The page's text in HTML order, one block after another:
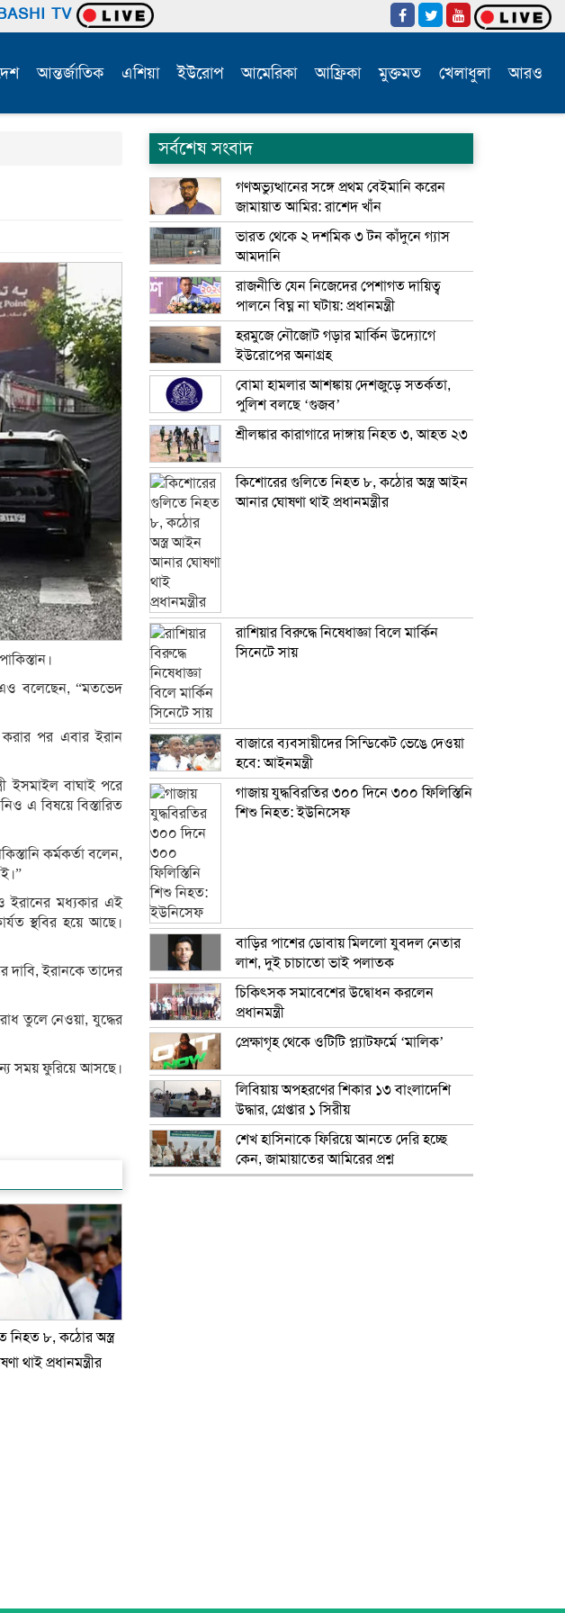
TV
আন্তর্জাতিক এশিয়া ইউরোপ আমেরিকা আফ্রিকা মুক্তমত খেলাধুলা আরও
এও বলেছেন, “মতভেদ
করার পর এবার ইরান
ইসমাইল বাঘাই পরে
এ বিষয়ে বিস্তারিত
কর্মকর্তা বলেন,
ইরানের মধ্যকার এই
স্থবির হয়ে আছে।
দাবি, ইরানকে তাদের
তুলে নেওয়া, যুদ্ধের
জন্য সময় ফুরিয়ে আসছে।
নিহত ৮, কঠোর অস্ত্র
থাই প্রধানমন্ত্রীর
সর্বশেষ সংবাদ
গণঅভ্যুত্থানের সঙ্গে প্রথম বেইমানি করেন
জামায়াত আমির: রাশেদ খাঁন
ভারত থেকে ২ দশমিক ৩ টন কাঁদুনে গ্যাস
আমদানি
রাজনীতি যেন নিজেদের পেশাগত দায়িত্ব
পালনে বিঘ্ন না ঘটায়: প্রধানমন্ত্রী
হরমুজে নৌজোট গড়ার মার্কিন উদ্যোগে
ইউরোপের অনাগ্রহ
বোমা হামলার আশঙ্কায় দেশজুড়ে সতর্কতা,
পুলিশ বলছে ‘গুজব’
শ্রীলঙ্কার কারাগারে দাঙ্গায় নিহত ৩, আহত ২৩
কিশোরের গুলিতে নিহত ৮, কঠোর অস্ত্র আইন
আনার ঘোষণা থাই প্রধানমন্ত্রীর
রাশিয়ার বিরুদ্ধে নিষেধাজ্ঞা বিলে মার্কিন
সিনেটে সায়
বাজারে ব্যবসায়ীদের সিন্ডিকেট ভেঙে দেওয়া
হবে: আইনমন্ত্রী
গাজায় যুদ্ধবিরতির ৩০০ দিনে ৩০০ ফিলিস্তিনি
শিশু নিহত: ইউনিসেফ
বাড়ির পাশের ডোবায় মিললো যুবদল নেতার
লাশ, দুই চাচাতো ভাই পলাতক
চিকিৎসক সমাবেশের উদ্বোধন করলেন
প্রধানমন্ত্রী
প্রেক্ষাগৃহ থেকে ওটিটি প্ল্যাটফর্মে ‘মালিক’
লিবিয়ায় অপহরণের শিকার ১৩ বাংলাদেশি
উদ্ধার, গ্রেপ্তার ১ সিরীয়
শেখ হাসিনাকে ফিরিয়ে আনতে দেরি হচ্ছে
কেন, জামায়াতের আমিরের প্রশ্ন